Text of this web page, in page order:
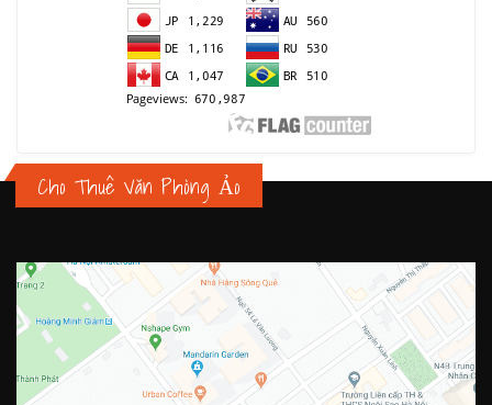
Cho Thuê Văn Phòng Ảo